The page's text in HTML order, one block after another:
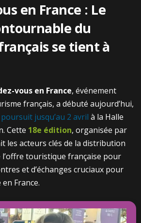
en France : Le
du
se tient à
vous en France, événement
français, a débuté aujourd’hui,
jusqu’au 2 avril à la Halle
Cette 18e édition, organisée par
les acteurs clés de la distribution
touristique française pour
et d’échanges cruciaux pour
France.